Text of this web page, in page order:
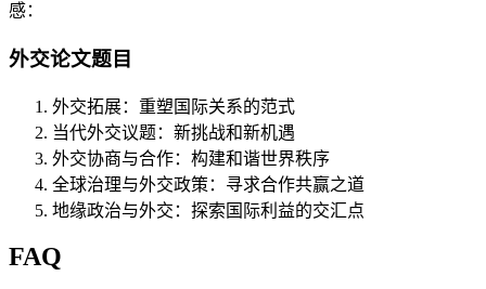
感：
外交论文题目
外交拓展：重塑国际关系的范式
当代外交议题：新挑战和新机遇
外交协商与合作：构建和谐世界秩序
全球治理与外交政策：寻求合作共赢之道
地缘政治与外交：探索国际利益的交汇点
FAQ